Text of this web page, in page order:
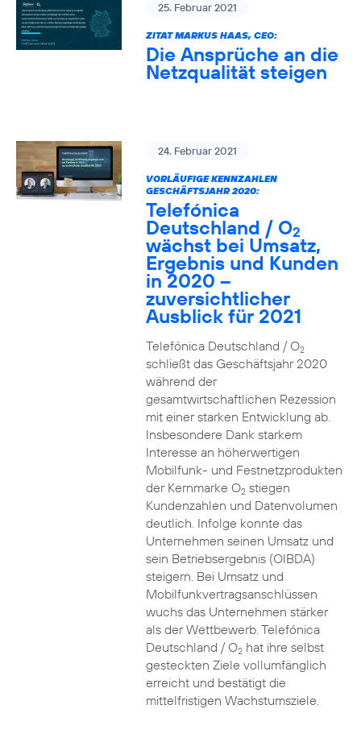
25. Februar 2021
ZITAT MARKUS HAAS, CEO:
Die Ansprüche an die
Netzqualität steigen
24. Februar 2021
VORLÄUFIGE KENNZAHLEN
GESCHÄFTSJAHR 2020:
Telefónica
Deutschland / O2
wächst bei Umsatz,
Ergebnis und Kunden
in 2020 –
zuversichtlicher
Ausblick für 2021
Telefónica Deutschland / O2
schließt das Geschäftsjahr 2020
während der
gesamtwirtschaftlichen Rezession
mit einer starken Entwicklung ab.
Insbesondere Dank starkem
Interesse an höherwertigen
Mobilfunk- und Festnetzprodukten
der Kernmarke O2stiegen
Kundenzahlen und Datenvolumen
deutlich. Infolge konnte das
Unternehmen seinen Umsatz und
sein Betriebsergebnis (OIBDA)
steigern. Bei Umsatz und
Mobilfunkvertragsanschlüssen
wuchs das Unternehmen stärker
als der Wettbewerb. Telefónica
Deutschland / O2hat ihre selbst
gesteckten Ziele vollumfänglich
erreicht und bestätigt die
mittelfristigen Wachstumsziele.